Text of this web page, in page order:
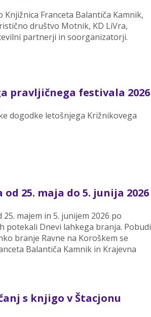
Franceta Balantiča Kamnik,
društvo Motnik, KD LiVra,
partnerji in soorganizatorji.
pravljičnega festivala 2026
dogodke letošnjega Križnikovega
25. maja do 5. junija 2026
majem in 5. junijem 2026 po
potekali Dnevi lahkega branja. Pobudi
branje Ravne na Koroškem se
Balantiča Kamnik in Krajevna
s knjigo v Štacjonu